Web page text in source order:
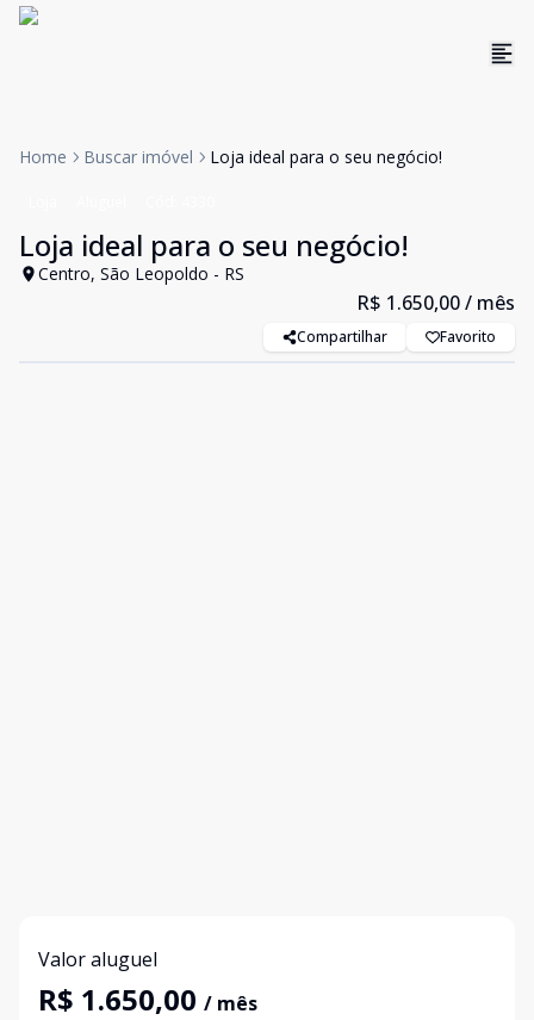
Home Buscar imóvel Loja ideal para o seu negócio!
Loja ideal para o seu negócio!
Centro, São Leopoldo - RS
R$ 1.650,00/ mês
Compartilhar Favorito
Valor aluguel
R$ 1.650,00 / mês